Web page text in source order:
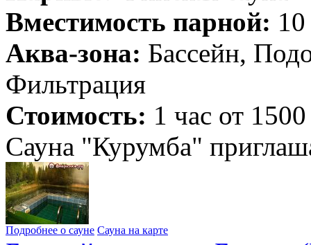
Вместимость парной:
Аква-зона: Бассейн,
Фильтрация
Стоимость: 1 час от
Сауна "Курумба"
Подробнее о сауне Сауна на карте